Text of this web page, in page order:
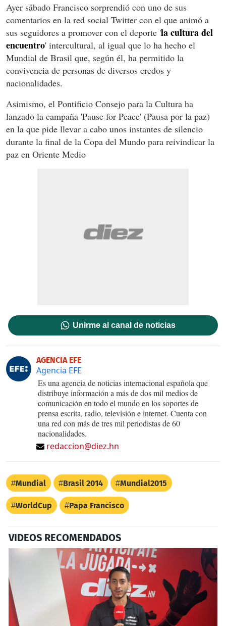
Ayer sábado Francisco sorprendió con uno de sus
comentarios en la red social Twitter con el que animó a
sus seguidores a promover con el deporte 'la cultura del
encuentro' intercultural, al igual que lo ha hecho el
Mundial de Brasil que, según él, ha permitido la
convivencia de personas de diversos credos y
nacionalidades.
Asimismo, el Pontificio Consejo para la Cultura ha
lanzado la campaña 'Pause for Peace' (Pausa por la paz)
en la que pide llevar a cabo unos instantes de silencio
durante la final de la Copa del Mundo para reivindicar la
paz en Oriente Medio
Unirme al canal de noticias
AGENCIA EFE
Agencia EFE
Es una agencia de noticias internacional española que
distribuye información a más de dos mil medios de
comunicación en todo el mundo en los soportes de
prensa escrita, radio, televisión e internet. Cuenta con
una red con más de tres mil periodistas de 60
nacionalidades.
redaccion@diez.hn
Mundial Brasil 2014 Mundial2015
WorldCup Papa Francisco
VIDEOS RECOMENDADOS